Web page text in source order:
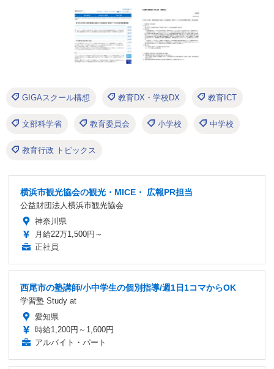
GIGAスクール構想 教育DX・学校DX 教育ICT
文部科学省 教育委員会 小学校 中学校
教育行政 トピックス
横浜市観光協会の観光・MICE・ 広報PR担当
公益財団法人横浜市観光協会
神奈川県
月給22万1,500円～
正社員
西尾市の塾講師/小中学生の個別指導/週1日1コマからOK
学習塾 Study at
愛知県
時給1,200円～1,600円
アルバイト・パート